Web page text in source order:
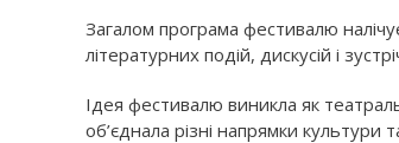
Загалом програма фестивалю
літературних подій, дискусій і
Ідея фестивалю виникла як
об’єднала різні напрямки культури